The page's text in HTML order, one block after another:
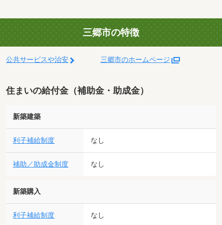
三郷市の特徴
公共サービスや治安 三郷市のホームページ
住まいの給付金（補助金・助成金）
新築建築
利子補給制度 なし
補助／助成金制度 なし
新築購入
利子補給制度 なし